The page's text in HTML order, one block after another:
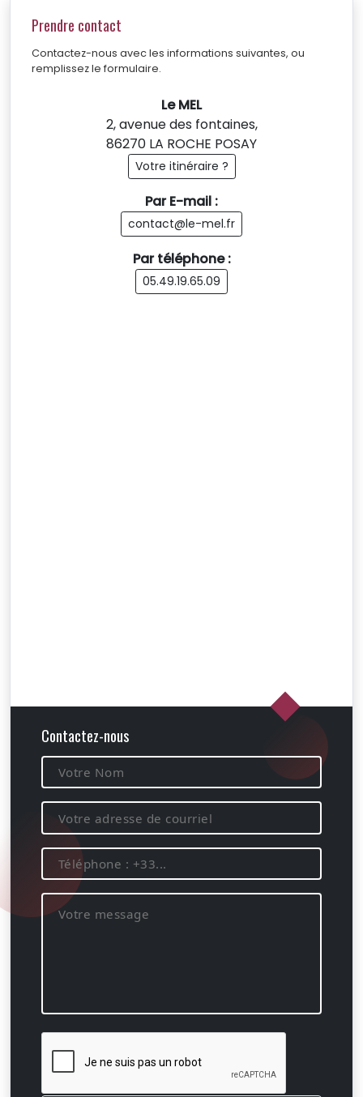
Prendre contact
Contactez-nous avec les informations suivantes, ou
remplissez le formulaire.
Le MEL
2, avenue des fontaines,
86270 LA ROCHE POSAY
Votre itinéraire ?
Par E-mail :
contact@le-mel.fr
Par téléphone :
05.49.19.65.09
Contactez-nous